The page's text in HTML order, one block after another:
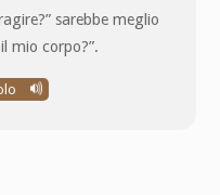
sarebbe meglio
mio corpo?”.